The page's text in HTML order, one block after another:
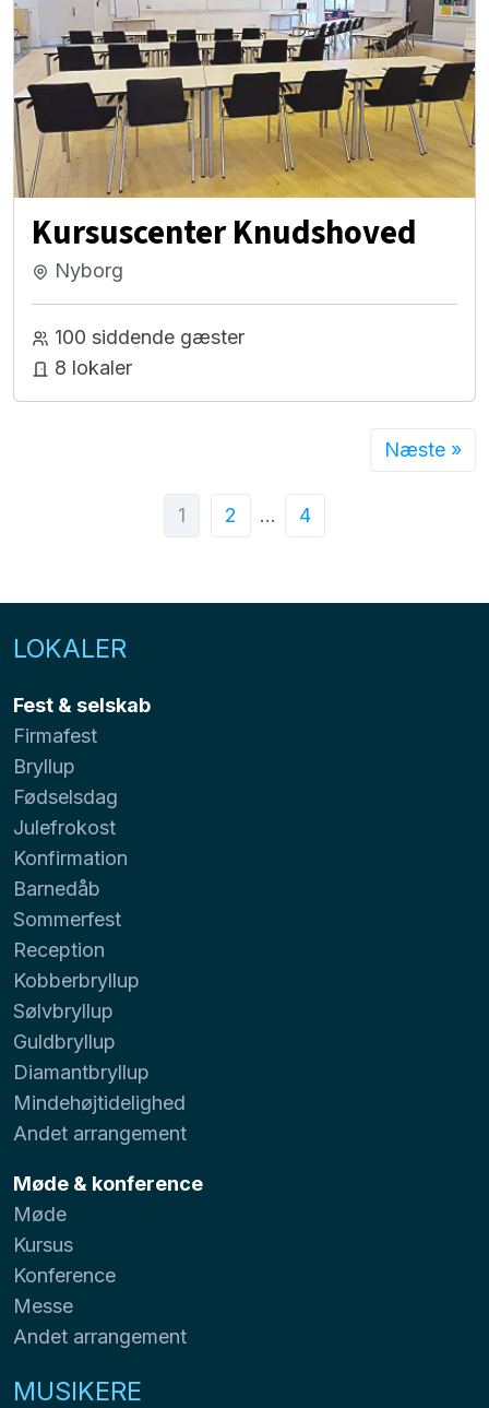
Kursuscenter Knudshoved
Nyborg
100 siddende gæster
8 lokaler
1 2 … 4
Næste »
LOKALER
Fest & selskab
Firmafest
Bryllup
Fødselsdag
Julefrokost
Konfirmation
Barnedåb
Sommerfest
Reception
Kobberbryllup
Sølvbryllup
Guldbryllup
Diamantbryllup
Mindehøjtidelighed
Andet arrangement
Møde & konference
Møde
Kursus
Konference
Messe
Andet arrangement
MUSIKERE